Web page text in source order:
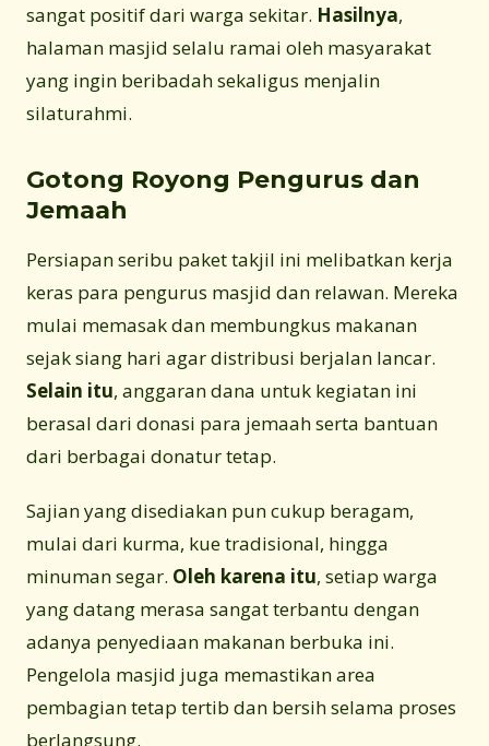
sangat positif dari warga sekitar. Hasilnya,
halaman masjid selalu ramai oleh masyarakat
yang ingin beribadah sekaligus menjalin
silaturahmi.
Gotong Royong Pengurus dan
Jemaah
Persiapan seribu paket takjil ini melibatkan kerja
keras para pengurus masjid dan relawan. Mereka
mulai memasak dan membungkus makanan
sejak siang hari agar distribusi berjalan lancar.
Selain itu, anggaran dana untuk kegiatan ini
berasal dari donasi para jemaah serta bantuan
dari berbagai donatur tetap.
Sajian yang disediakan pun cukup beragam,
mulai dari kurma, kue tradisional, hingga
minuman segar. Oleh karena itu, setiap warga
yang datang merasa sangat terbantu dengan
adanya penyediaan makanan berbuka ini.
Pengelola masjid juga memastikan area
pembagian tetap tertib dan bersih selama proses
berlangsung.